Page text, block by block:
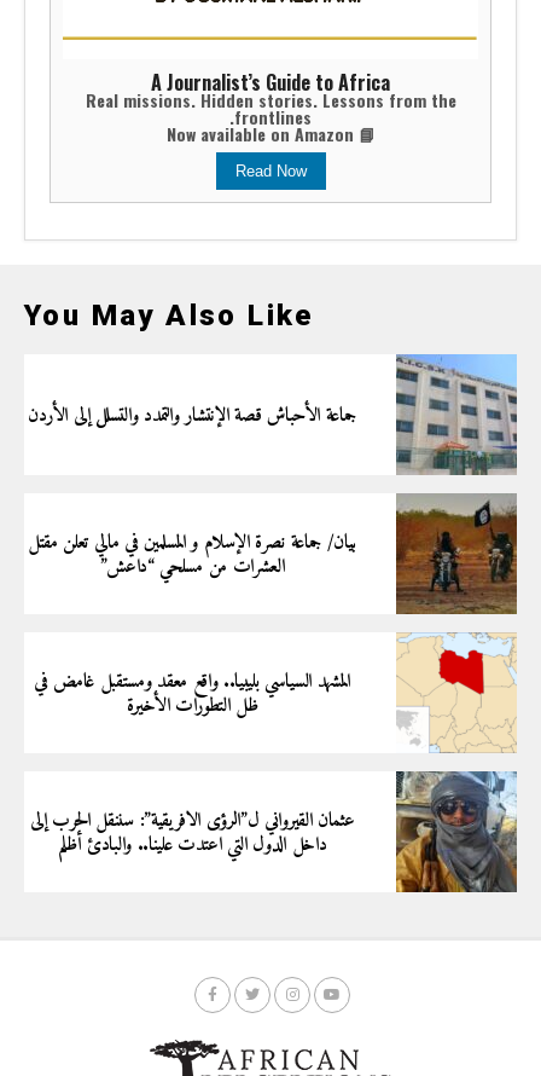
A Journalist’s Guide to Africa
Real missions. Hidden stories. Lessons from the
frontlines.
📘 Now available on Amazon
Read Now
You May Also Like
جماعة الأحباش قصة الإنتشار والتمدد والتسلل إلى الأردن
بيان/ جماعة نصرة الإسلام و المسلمين في مالي تعلن مقتل
العشرات من مسلحي “داعش”
المشهد السياسي بليبيا.. واقع معقد ومستقبل غامض في
ظل التطورات الأخيرة
عثمان القيرواني ل”الرؤى الافريقية”: سننقل الحرب إلى
داخل الدول التي اعتدت علينا.. والبادئ أظلم